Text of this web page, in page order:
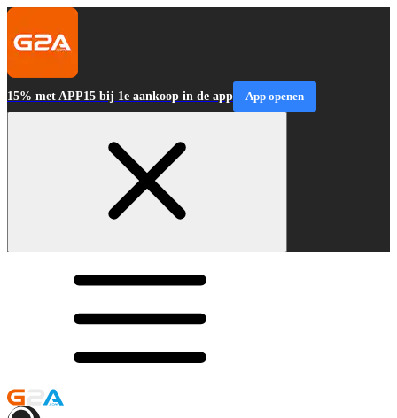
15% met APP15 bij 1e aankoop in de app App openen